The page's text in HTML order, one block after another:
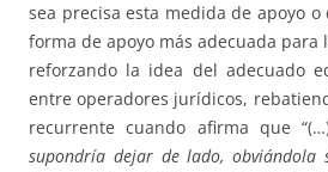
sea precisa esta medida de apoyo
forma de apoyo más adecuada para
reforzando la idea del adecuado
entre operadores jurídicos,
recurrente cuando afirma que
supondría dejar de lado, obviándola